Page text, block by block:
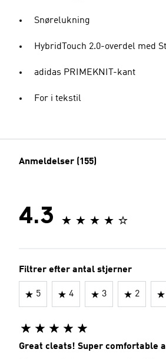
Snørelukning
HybridTouch 2.0-overdel med
adidas PRIMEKNIT-kant
For i tekstil
Anmeldelser (155)
4.3
Filtrer efter antal stjerner
5 4 3 2
Great cleats! Super comfortable